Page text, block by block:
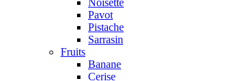
Pavot
Pistache
Sarrasin
Fruits
Banane
Cerise